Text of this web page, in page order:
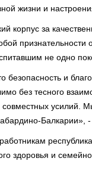
жизни и
корпус за
не одно
и
без тесного
совместных
Балкарии», -
здоровья и